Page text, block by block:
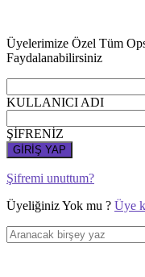
Üyelerimize Özel Tüm
Faydalanabilirsiniz
KULLANICI ADI
ŞİFRENİZ
GİRİŞ YAP
Şifremi unuttum?
Üyeliğiniz Yok mu ? Üye